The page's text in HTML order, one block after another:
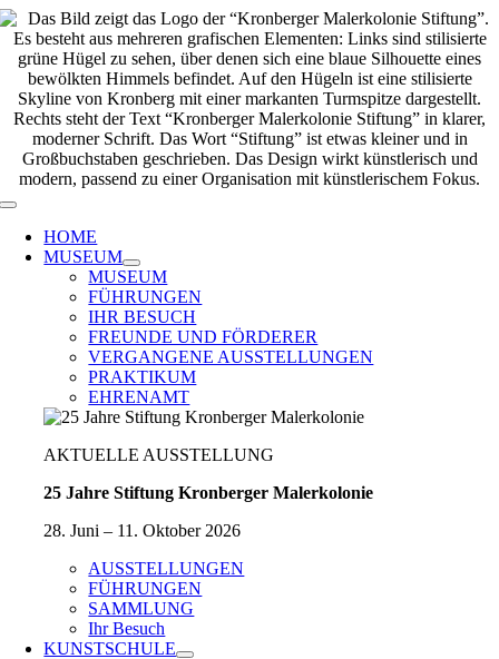
Zum
Inhalt
springen
Toggle
Navigation
HOME
MUSEUM
MUSEUM
FÜHRUNGEN
IHR BESUCH
FREUNDE UND FÖRDERER
VERGANGENE AUSSTELLUNGEN
PRAKTIKUM
EHRENAMT
AKTUELLE AUSSTELLUNG
25 Jahre Stiftung Kronberger Malerkolonie
28. Juni – 11. Oktober 2026
AUSSTELLUNGEN
FÜHRUNGEN
SAMMLUNG
Ihr Besuch
KUNSTSCHULE